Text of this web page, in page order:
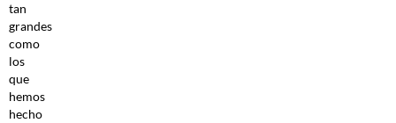
tan
grandes
como
los
que
hemos
hecho